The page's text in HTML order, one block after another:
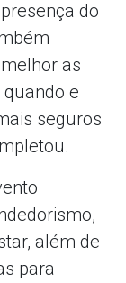
do
as
e
seguros
além de
para